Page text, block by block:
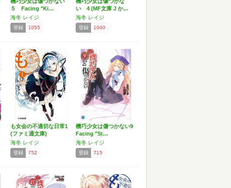
５ Facing "Ki…
海冬 レイジ
登録 1055
い 4 (MF文庫 J か…
海冬 レイジ
登録 1040
も女会の不適切な日常1
(ファミ通文庫)
海冬 レイジ
登録 752
機巧少女は傷つかない9
Facing "St…
海冬 レイジ
登録 715